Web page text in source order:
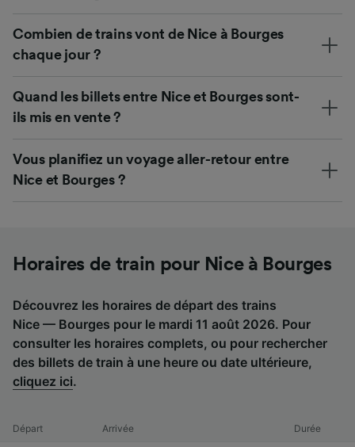
Combien de trains vont de Nice à Bourges
chaque jour ?
Quand les billets entre Nice et Bourges sont-
ils mis en vente ?
Vous planifiez un voyage aller-retour entre
Nice et Bourges ?
Horaires de train pour Nice à Bourges
Découvrez les horaires de départ des trains
Nice — Bourges pour le mardi 11 août 2026. Pour
consulter les horaires complets, ou pour rechercher
des billets de train à une heure ou date ultérieure,
cliquez ici.
Départ Arrivée Durée